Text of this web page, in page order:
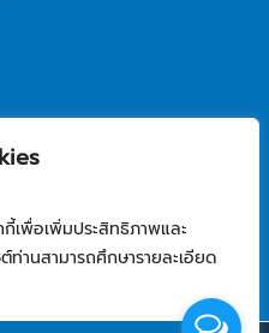
เพื่อเพิ่มประสิทธิภาพและ
ท่านสามารถศึกษารายละเอียด